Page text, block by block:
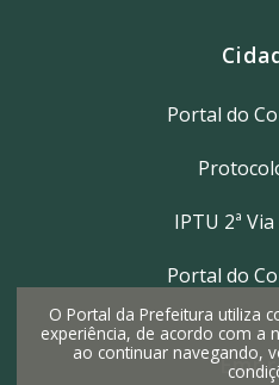
Portal do
IPTU 2ª
Portal do
O Portal da Prefeitura utiliza
experiência, de acordo com a
ao continuar navegando,